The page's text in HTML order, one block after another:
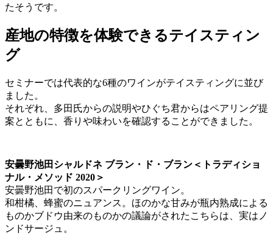
たそうです。
産地の特徴を体験できるテイスティン
グ
セミナーでは代表的な6種のワインがテイスティングに並び
ました。
それぞれ、多田氏からの説明やひぐち君からはペアリング提
案とともに、香りや味わいを確認することができました。
安曇野池田シャルドネ ブラン・ド・ブラン＜トラディショ
ナル・メソッド 2020＞
安曇野池田で初のスパークリングワイン。
和柑橘、蜂蜜のニュアンス。ほのかな甘みが瓶内熟成による
ものかブドウ由来のものかの議論がされたこちらは、実はノ
ンドサージュ。